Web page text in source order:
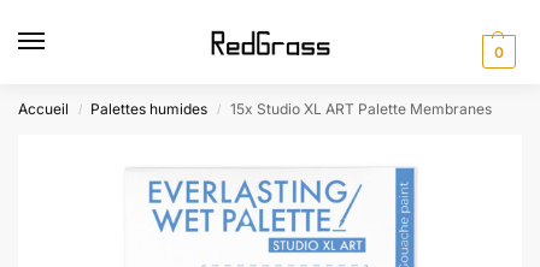
0
Accueil / Palettes humides / 15x Studio XL ART Palette Membranes